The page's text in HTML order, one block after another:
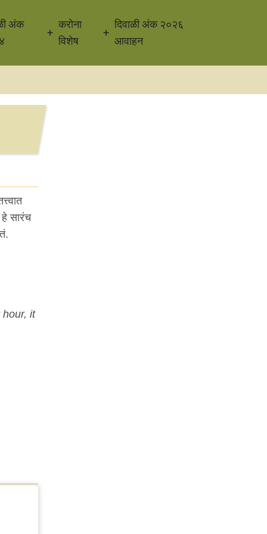
अंक
करोना
विशेष
दिवाळी अंक २०२६
आवाहन
हे सारंच
it